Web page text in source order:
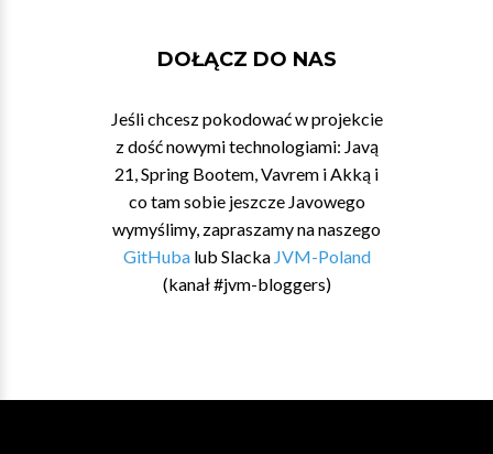
DOŁĄCZ DO NAS
Jeśli chcesz pokodować w projekcie
z dość nowymi technologiami: Javą
21, Spring Bootem, Vavrem i Akką i
co tam sobie jeszcze Javowego
wymyślimy, zapraszamy na naszego
GitHubalub Slacka JVM-Poland
(kanał #jvm-bloggers)